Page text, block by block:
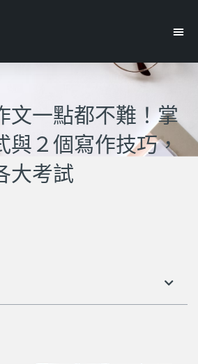
文一點都不難！掌
與２個寫作技巧，
大考試